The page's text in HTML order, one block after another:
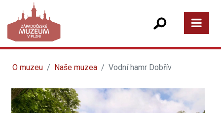
O muzeu Naše muzea Vodní hamr Dobřív